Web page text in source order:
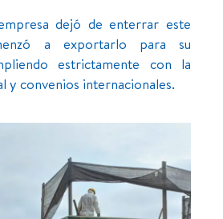
dejó de enterrar este
a exportarlo para su
estrictamente con la
y convenios internacionales.